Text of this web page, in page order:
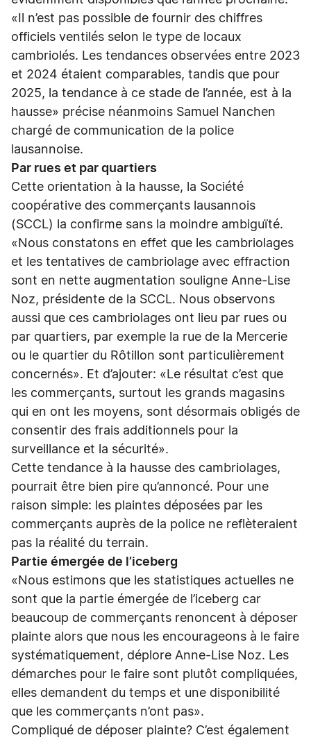
«Il n’est pas possible de fournir des chiffres
officiels ventilés selon le type de locaux
cambriolés. Les tendances observées entre 2023
et 2024 étaient comparables, tandis que pour
2025, la tendance à ce stade de l’année, est à la
hausse» précise néanmoins Samuel Nanchen
chargé de communication de la police
lausannoise.
Par rues et par quartiers
Cette orientation à la hausse, la Société
coopérative des commerçants lausannois
(SCCL) la confirme sans la moindre ambiguïté.
«Nous constatons en effet que les cambriolages
et les tentatives de cambriolage avec effraction
sont en nette augmentation souligne Anne-Lise
Noz, présidente de la SCCL. Nous observons
aussi que ces cambriolages ont lieu par rues ou
par quartiers, par exemple la rue de la Mercerie
ou le quartier du Rôtillon sont particulièrement
concernés». Et d’ajouter: «Le résultat c’est que
les commerçants, surtout les grands magasins
qui en ont les moyens, sont désormais obligés de
consentir des frais additionnels pour la
surveillance et la sécurité».
Cette tendance à la hausse des cambriolages,
pourrait être bien pire qu’annoncé. Pour une
raison simple: les plaintes déposées par les
commerçants auprès de la police ne reflèteraient
pas la réalité du terrain.
Partie émergée de l’iceberg
«Nous estimons que les statistiques actuelles ne
sont que la partie émergée de l’iceberg car
beaucoup de commerçants renoncent à déposer
plainte alors que nous les encourageons à le faire
systématiquement, déplore Anne-Lise Noz. Les
démarches pour le faire sont plutôt compliquées,
elles demandent du temps et une disponibilité
que les commerçants n’ont pas».
Compliqué de déposer plainte? C’est également